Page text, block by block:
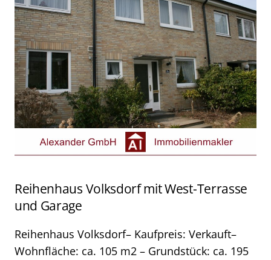
Reihenhaus Volksdorf mit West-Terrasse
und Garage
Reihenhaus Volksdorf– Kaufpreis: Verkauft–
Wohnfläche: ca. 105 m2 – Grundstück: ca. 195